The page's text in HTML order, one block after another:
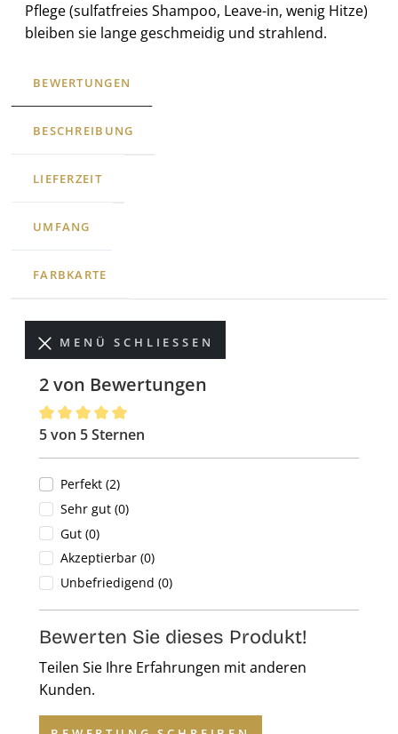
Pflege (sulfatfreies Shampoo, Leave-in, wenig Hitze)
bleiben sie lange geschmeidig und strahlend.
BEWERTUNGEN
BESCHREIBUNG
LIEFERZEIT
UMFANG
FARBKARTE
MENÜ SCHLIESSEN
2 von Bewertungen
Durchschnittliche Bewertung von 5 von 5 Sternen
5 von 5 Sternen
Perfekt (2)
Sehr gut (0)
Gut (0)
Akzeptierbar (0)
Unbefriedigend (0)
Bewerten Sie dieses Produkt!
Teilen Sie Ihre Erfahrungen mit anderen
Kunden.